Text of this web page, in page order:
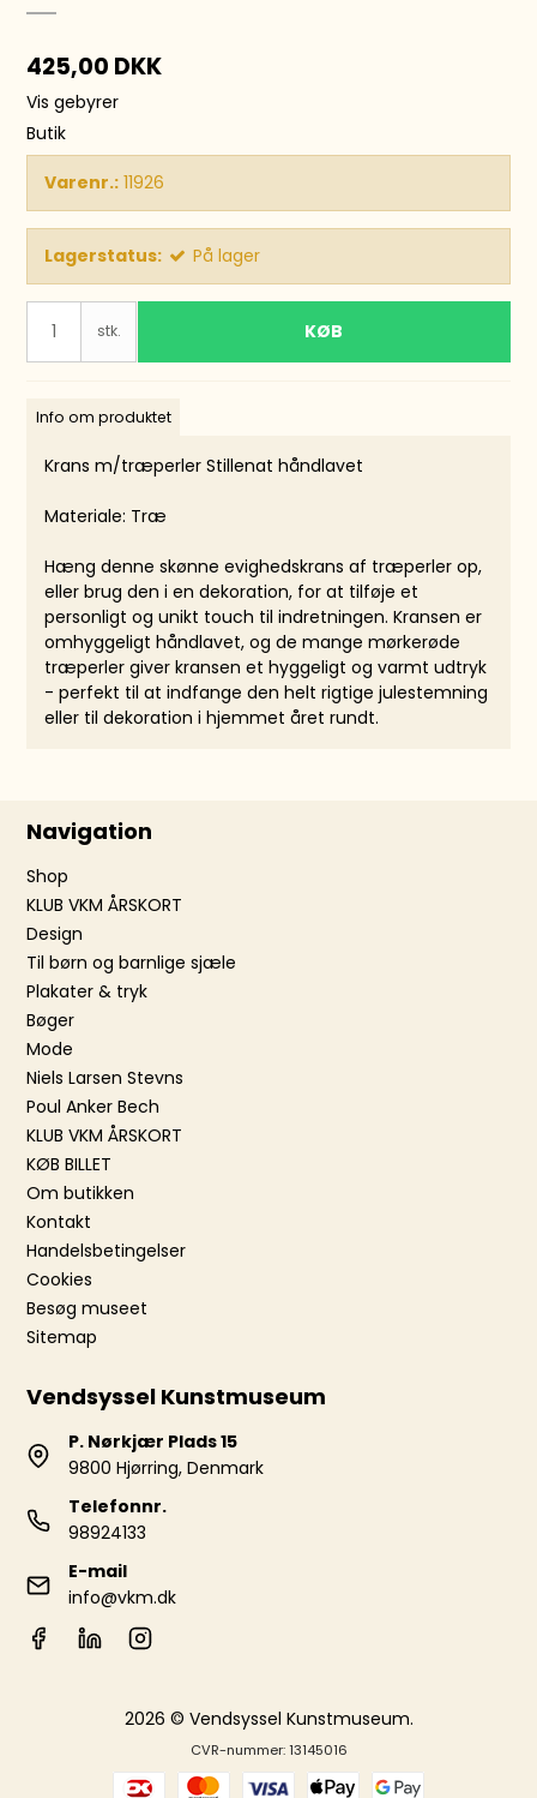
425,00 DKK
Vis gebyrer
Butik
Varenr.: 11926
Lagerstatus: På lager
stk. KØB
Info om produktet
Krans m/træperler Stillenat håndlavet
Materiale: Træ
Hæng denne skønne evighedskrans af træperler op,
eller brug den i en dekoration, for at tilføje et
personligt og unikt touch til indretningen. Kransen er
omhyggeligt håndlavet, og de mange mørkerøde
træperler giver kransen et hyggeligt og varmt udtryk
- perfekt til at indfange den helt rigtige julestemning
eller til dekoration i hjemmet året rundt.
Navigation
Shop
KLUB VKM ÅRSKORT
Design
Til børn og barnlige sjæle
Plakater & tryk
Bøger
Mode
Niels Larsen Stevns
Poul Anker Bech
KLUB VKM ÅRSKORT
KØB BILLET
Om butikken
Kontakt
Handelsbetingelser
Cookies
Besøg museet
Sitemap
Vendsyssel Kunstmuseum
P. Nørkjær Plads 15
9800 Hjørring, Denmark
Telefonnr.
98924133
E-mail
info@vkm.dk
2026 © Vendsyssel Kunstmuseum.
CVR-nummer: 13145016